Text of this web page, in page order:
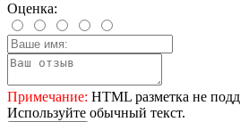
Оценка:
Примечание: HTML разметка не
Используйте обычный текст.